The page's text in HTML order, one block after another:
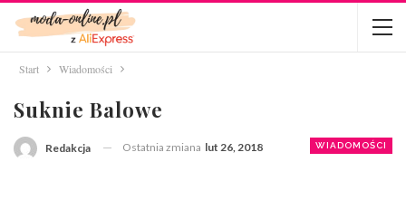
Start Wiadomości
Suknie Balowe
WIADOMOŚCI
Redakcja Ostatnia zmiana lut 26, 2018